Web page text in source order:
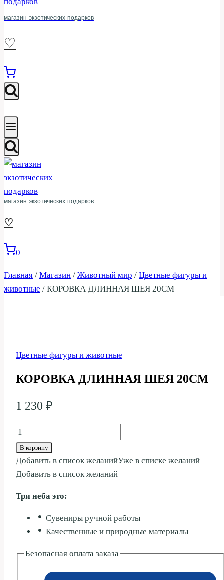
магазин экзотических подарков
♡
магазин экзотических подарков
♡
0
Главная / Магазин / Животный мир / Цветные фигуры и
животные / КОРОВКА ДЛИННАЯ ШЕЯ 20СМ
Цветные фигуры и животные
КОРОВКА ДЛИННАЯ ШЕЯ 20СМ
1 230 ₽
Количество
товара
КОРОВКА
ДЛИННАЯ
20СМ
В корзину
Добавить в список желанийУже в списке желаний
Добавить в список желаний
Три неба это:
Сувениры ручной работы
Качественные и природные материалы
Безопасная оплата заказа